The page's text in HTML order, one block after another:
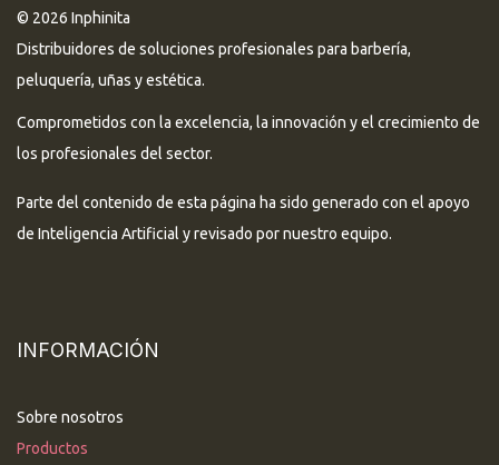
© 2026 Inphinita
Distribuidores de soluciones profesionales para barbería,
peluquería, uñas y estética.
Comprometidos con la excelencia, la innovación y el crecimiento de
los profesionales del sector.
Parte del contenido de esta página ha sido generado con el apoyo
de Inteligencia Artificial y revisado por nuestro equipo.
INFORMACIÓN
Sobre nosotros
Productos